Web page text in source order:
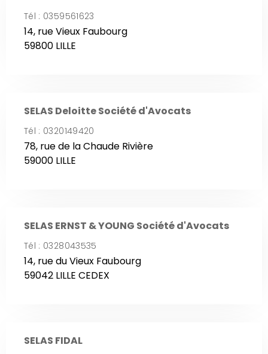
Tél : 0359561623
14, rue Vieux Faubourg
59800 LILLE
SELAS Deloitte Société d'Avocats
Tél : 0320149420
78, rue de la Chaude Rivière
59000 LILLE
SELAS ERNST & YOUNG Société d'Avocats
Tél : 0328043535
14, rue du Vieux Faubourg
59042 LILLE CEDEX
SELAS FIDAL